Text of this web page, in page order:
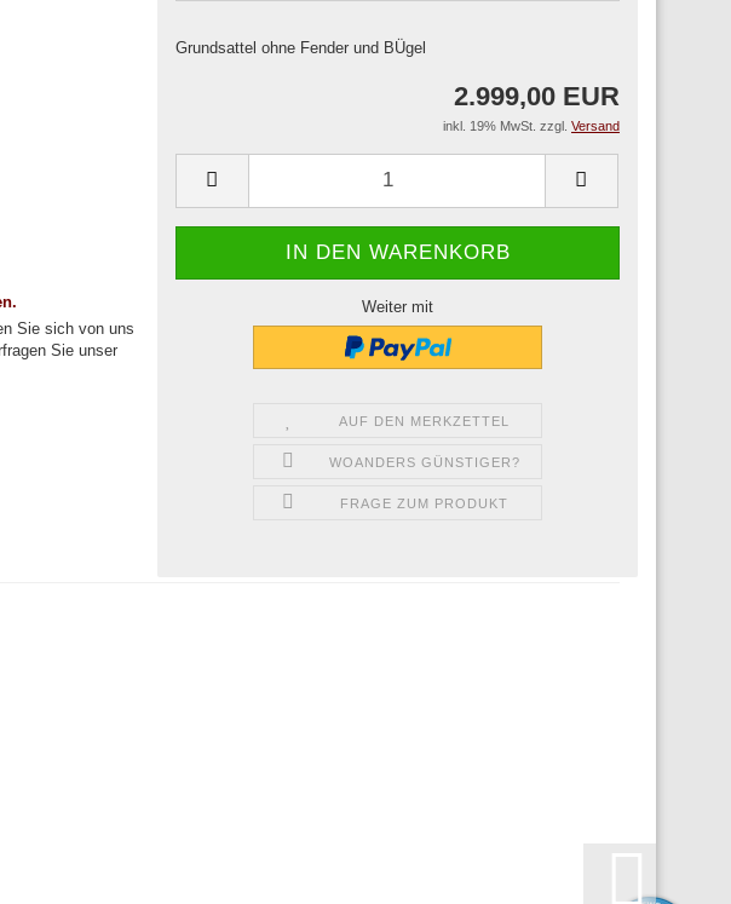
Grundsattel ohne Fender und BÜgel
2.999,00 EUR
inkl. 19% MwSt. zzgl. Versand
Weiter mit
AUF DEN MERKZETTEL
WOANDERS GÜNSTIGER?
FRAGE ZUM PRODUKT
Sie sich von uns
Sie unser